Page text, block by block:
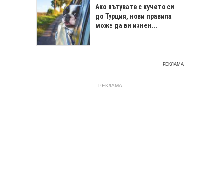
Ако пътувате с кучето си
до Турция, нови правила
може да ви изнен...
РЕКЛАМА
РЕКЛАМА